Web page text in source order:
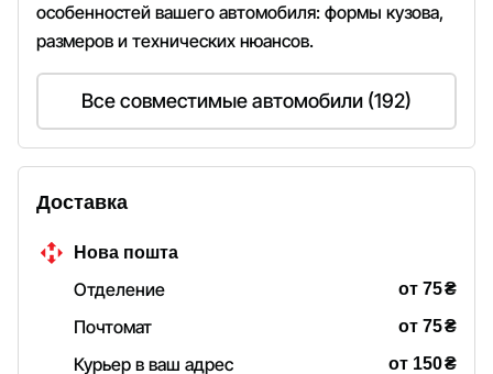
особенностей вашего автомобиля: формы кузова,
размеров и технических нюансов.
Все совместимые автомобили (192)
Доставка
Нова пошта
Отделение от 75₴
Почтомат
от 75₴
Курьер в ваш адрес
от 150₴